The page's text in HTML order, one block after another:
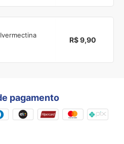
R$ 9,90
pagamento